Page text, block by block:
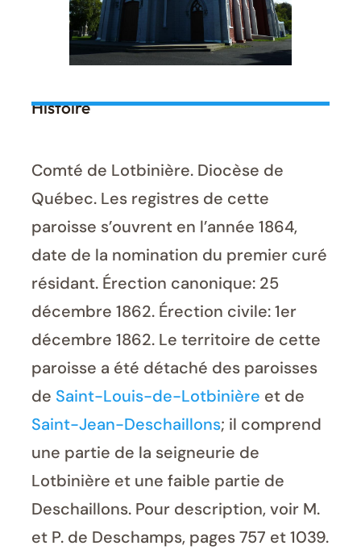
Histoire
Comté de Lotbinière. Diocèse de
Québec. Les registres de cette
paroisse s’ouvrent en l’année 1864,
date de la nomination du premier curé
résidant. Érection canonique: 25
décembre 1862. Érection civile: 1er
décembre 1862. Le territoire de cette
paroisse a été détaché des paroisses
de Saint-Louis-de-Lotbinière et de
Saint-Jean-Deschaillons; il comprend
une partie de la seigneurie de
Lotbinière et une faible partie de
Deschaillons. Pour description, voir M.
et P. de Deschamps, pages 757 et 1039.